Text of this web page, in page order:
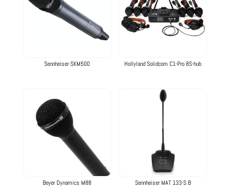
Sennheiser SKM500 Hollyland Solidcom C1-Pro 8S-hub
Beyer Dynamics M88 Sennheiser MAT 133-S B